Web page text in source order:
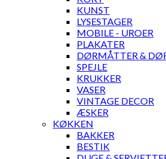
KUNST
LYSESTAGER
MOBILE - UROER
PLAKATER
DØRMÅTTER &
SPEJLE
KRUKKER
VASER
VINTAGE DECOR
ÆSKER
KØKKEN
BAKKER
BESTIK